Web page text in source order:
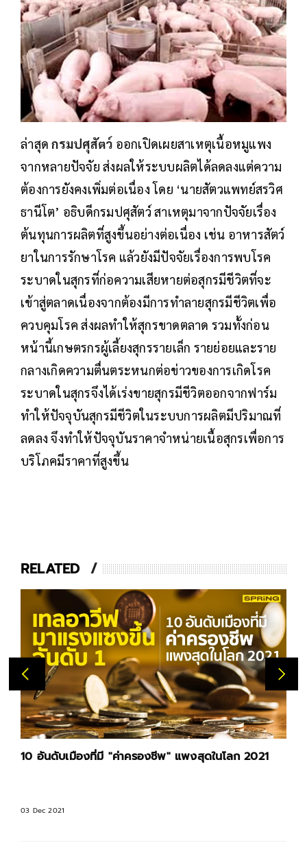
ล่าสุดกรมปศุสัตว์ ออกเปิดเผยสาเหตุเนื้อหมูแพง
จากหลายปัจจัย ส่งผลให้ระบบผลิตได้ลดลงแต่ความ
ต้องการยังคงเพิ่มต่อเนื่อง โดย ‘นายสัตวแพทย์สรวิศ
ธานีโต’ อธิบดีกรมปศุสัตว์ สาเหตุมาจากปัจจัยเรื่อง
ต้นทุนการผลิตที่สูงขึ้นอย่างต่อเนื่อง เช่น อาหารสัตว์
ยาในการรักษาโรค แล้วยังมีปัจจัยเรื่องการพบโรค
ระบาดในสุกรที่ก่อความเสียหายต่อสุกรมีชีวิตที่จะ
เข้าสู่ตลาดเนื่องจากต้องมีการทำลายสุกรมีชีวิตเพื่อ
ควบคุมโรค ส่งผลทำให้สุกรขาดตลาด รวมทั้งก่อน
หน้านี้เกษตรกรผู้เลี้ยงสุกรรายเล็ก รายย่อยและราย
กลางเกิดความตื่นตระหนกต่อข่าวของการเกิดโรค
ระบาดในสุกรจึงได้เร่งขายสุกรมีชีวิตออกจากฟาร์ม
ทำให้ปัจจุบันสุกรมีชีวิตในระบบการผลิตมีปริมาณที่
ลดลง จึงทำให้ปัจจุบันราคาจำหน่ายเนื้อสุกรเพื่อการ
บริโภคมีราคาที่สูงขึ้น
RELATED
10 อันดับเมืองที่มี "ค่าครองชีพ" แพงสุดในโลก 2021
03 Dec 2021